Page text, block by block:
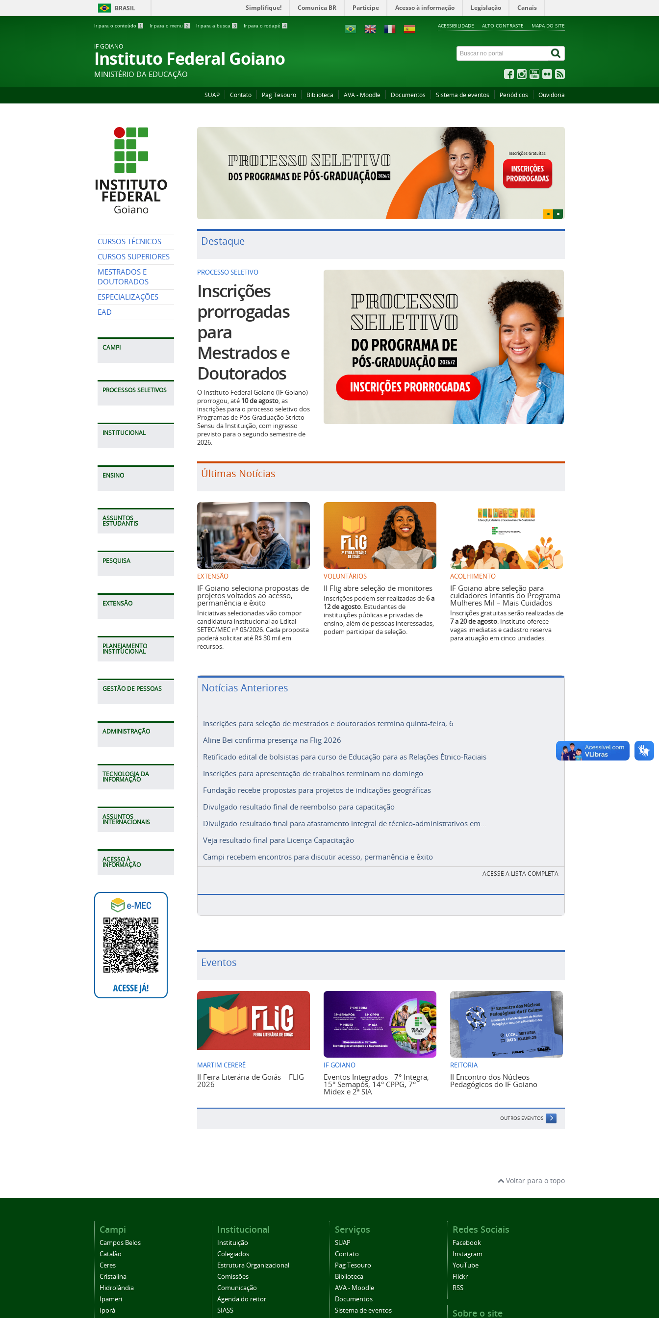
BRASIL Simplifique! Comunica BR Participe Acesso à informação Legislação Canais
Ir para o conteúdo 1 Ir para o menu 2 Ir para a busca 3 Ir para o rodapé 4 ACESSIBILIDADE ALTO CONTRASTE MAPA DO SITE
IF GOIANO
Instituto Federal Goiano
MINISTÉRIO DA EDUCAÇÃO
SUAP Contato Pag Tesouro Biblioteca AVA - Moodle Documentos Sistema de eventos Periódicos Ouvidoria
CURSOS TÉCNICOS
CURSOS SUPERIORES
MESTRADOS E
DOUTORADOS
ESPECIALIZAÇÕES
EAD
CAMPI
PROCESSOS SELETIVOS
INSTITUCIONAL
ENSINO
ASSUNTOS
ESTUDANTIS
PESQUISA
EXTENSÃO
PLANEJAMENTO
INSTITUCIONAL
GESTÃO DE PESSOAS
ADMINISTRAÇÃO
TECNOLOGIA DA
INFORMAÇÃO
ASSUNTOS
INTERNACIONAIS
ACESSO À
INFORMAÇÃO
Destaque
PROCESSO SELETIVO
Inscrições
prorrogadas
para
Mestrados e
Doutorados
O Instituto Federal Goiano (IF Goiano)
prorrogou, até 10 de agosto, as
inscrições para o processo seletivo dos
Programas de Pós-Graduação Stricto
Sensu da Instituição, com ingresso
previsto para o segundo semestre de
2026.
Últimas Notícias
EXTENSÃO
IF Goiano seleciona propostas de
projetos voltados ao acesso,
permanência e êxito
Iniciativas selecionadas vão compor
candidatura institucional ao Edital
SETEC/MEC nº 05/2026. Cada proposta
poderá solicitar até R$ 30 mil em
recursos.
VOLUNTÁRIOS
II Flig abre seleção de monitores
Inscrições podem ser realizadas de6 a
12 de agosto. Estudantes de
instituições públicas e privadas de
ensino, além de pessoas interessadas,
podem participar da seleção.
ACOLHIMENTO
IF Goiano abre seleção para
cuidadores infantis do Programa
Mulheres Mil – Mais Cuidados
Inscrições gratuitas serão realizadas de
7 a 20 de agosto. Instituto oferece
vagas imediatas e cadastro reserva
para atuação em cinco unidades.
Notícias Anteriores
Inscrições para seleção de mestrados e doutorados termina quinta-feira, 6
Aline Bei confirma presença na Flig 2026
Retificado edital de bolsistas para curso de Educação para as Relações Étnico-Raciais
Inscrições para apresentação de trabalhos terminam no domingo
Fundação recebe propostas para projetos de indicações geográficas
Divulgado resultado final de reembolso para capacitação
Divulgado resultado final para afastamento integral de técnico-administrativos em...
Veja resultado final para Licença Capacitação
Campi recebem encontros para discutir acesso, permanência e êxito
ACESSE A LISTA COMPLETA
Eventos
MARTIM CERERÊ
II Feira Literária de Goiás – FLIG
2026
IF GOIANO
Eventos Integrados - 7° Integra,
15° Semapós, 14° CPPG, 7°
Midex e 2ª SIA
REITORIA
II Encontro dos Núcleos
Pedagógicos do IF Goiano
OUTROS EVENTOS
Voltar para o topo
Campi
Campos Belos
Catalão
Ceres
Cristalina
Hidrolândia
Ipameri
Iporá
Institucional
Instituição
Colegiados
Estrutura Organizacional
Comissões
Comunicação
Agenda do reitor
SIASS
Serviços
SUAP
Contato
Pag Tesouro
Biblioteca
AVA - Moodle
Documentos
Sistema de eventos
Redes Sociais
Facebook
Instagram
YouTube
Flickr
RSS
Sobre o site